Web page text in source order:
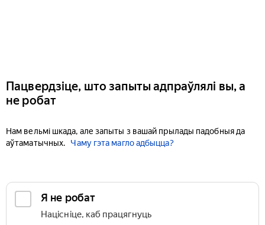
Пацвердзіце, што запыты адпраўлялі вы, а
не робат
Нам вельмі шкада, але запыты з вашай прылады падобныя да
аўтаматычных.
Чаму гэта магло адбыцца?
Я не робат
Націсніце, каб працягнуць